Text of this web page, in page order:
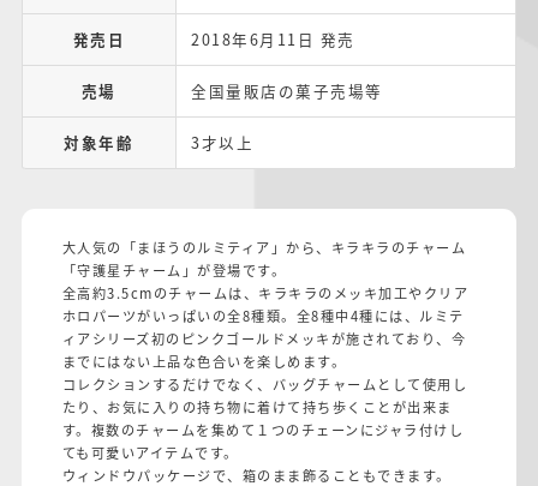
発売日 2018年6月11日 発売
売場 全国量販店の菓子売場等
対象年齢 3才以上
大人気の「まほうのルミティア」から、キラキラのチャーム
「守護星チャーム」が登場です。
全高約3.5cmのチャームは、キラキラのメッキ加工やクリア
ホロパーツがいっぱいの全8種類。全8種中4種には、ルミテ
ィアシリーズ初のピンクゴールドメッキが施されており、今
までにはない上品な色合いを楽しめます。
コレクションするだけでなく、バッグチャームとして使用し
たり、お気に入りの持ち物に着けて持ち歩くことが出来ま
す。複数のチャームを集めて１つのチェーンにジャラ付けし
ても可愛いアイテムです。
ウィンドウパッケージで、箱のまま飾ることもできます。